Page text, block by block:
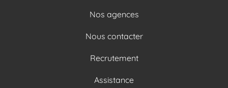
Nos agences
Nous contacter
Recrutement
Assistance